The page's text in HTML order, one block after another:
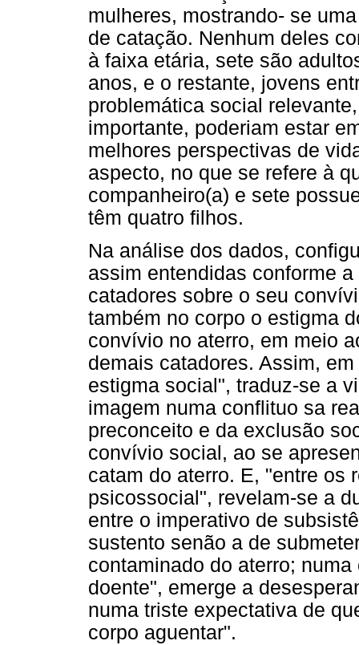
mulheres, mostrando- se
de catação. Nenhum deles
à faixa etária, sete são
anos, e o restante, jovens
problemática social
importante, poderiam estar
melhores perspectivas de
aspecto, no que se refere à
companheiro(a) e sete
têm quatro filhos.
Na análise dos dados,
assim entendidas conforme
catadores sobre o seu
também no corpo o estigma
convívio no aterro, em meio
demais catadores. Assim,
estigma social", traduz-se a
imagem numa conflituo sa
preconceito e da exclusão
convívio social, ao se
catam do aterro. E, "entre os
psicossocial", revelam-se a
entre o imperativo de
sustento senão a de
contaminado do aterro;
doente", emerge a
numa triste expectativa de
corpo aguentar".